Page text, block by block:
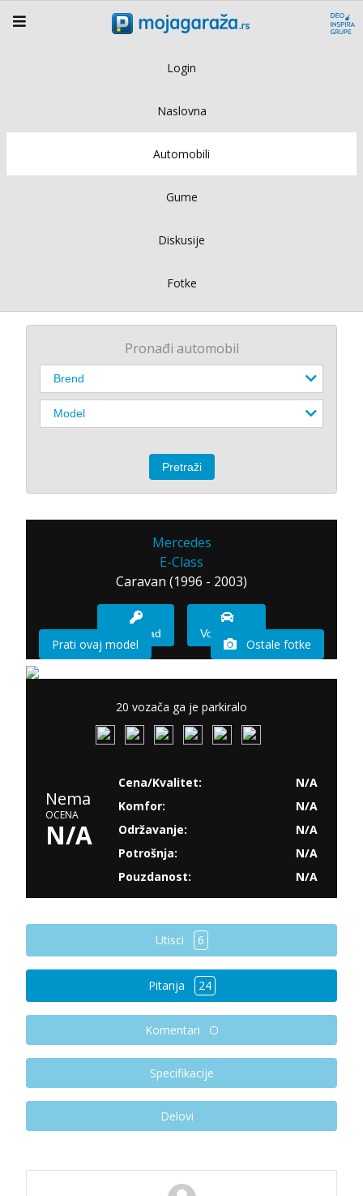
Login
Naslovna
Automobili
Gume
Diskusije
Fotke
Pronađi automobil
Mercedes
E-Class
Caravan (1996 - 2003)
Imam sad Vozio sam
Prati ovaj model Ostale fotke
20 vozača ga je parkiralo
Nema
OCENA
N/A
Cena/Kvalitet:
N/A
Komfor:
N/A
Održavanje:
N/A
Potrošnja:
N/A
Pouzdanost:
N/A
Utisci 6
Pitanja 24
Komentari
Specifikacije
Delovi